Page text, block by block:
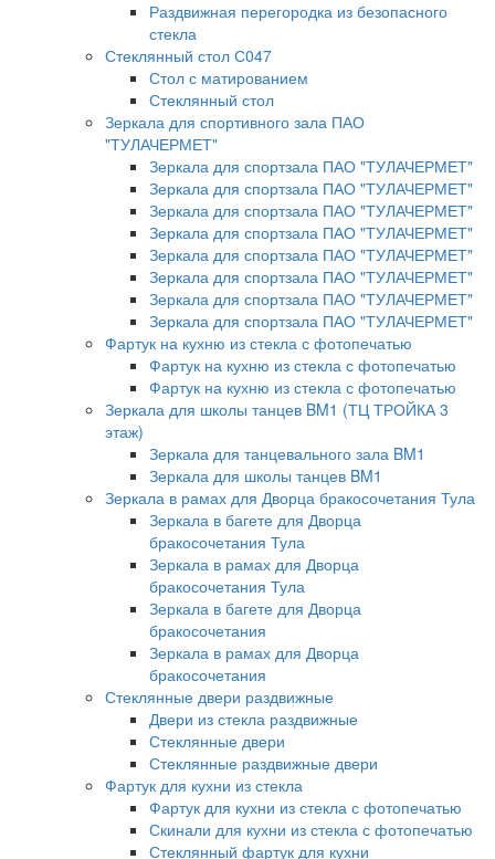
Раздвижная перегородка из безопасного
стекла
Стеклянный стол С047
Стол с матированием
Стеклянный стол
Зеркала для спортивного зала ПАО
"ТУЛАЧЕРМЕТ"
Зеркала для спортзала ПАО "ТУЛАЧЕРМЕТ"
Зеркала для спортзала ПАО "ТУЛАЧЕРМЕТ"
Зеркала для спортзала ПАО "ТУЛАЧЕРМЕТ"
Зеркала для спортзала ПАО "ТУЛАЧЕРМЕТ"
Зеркала для спортзала ПАО "ТУЛАЧЕРМЕТ"
Зеркала для спортзала ПАО "ТУЛАЧЕРМЕТ"
Зеркала для спортзала ПАО "ТУЛАЧЕРМЕТ"
Зеркала для спортзала ПАО "ТУЛАЧЕРМЕТ"
Фартук на кухню из стекла с фотопечатью
Фартук на кухню из стекла с фотопечатью
Фартук на кухню из стекла с фотопечатью
Зеркала для школы танцев BM1 (ТЦ ТРОЙКА 3
этаж)
Зеркала для танцевального зала BM1
Зеркала для школы танцев BM1
Зеркала в рамах для Дворца бракосочетания Тула
Зеркала в багете для Дворца
бракосочетания Тула
Зеркала в рамах для Дворца
бракосочетания Тула
Зеркала в багете для Дворца
бракосочетания
Зеркала в рамах для Дворца
бракосочетания
Стеклянные двери раздвижные
Двери из стекла раздвижные
Стеклянные двери
Стеклянные раздвижные двери
Фартук для кухни из стекла
Фартук для кухни из стекла с фотопечатью
Скинали для кухни из стекла с фотопечатью
Стеклянный фартук для кухни